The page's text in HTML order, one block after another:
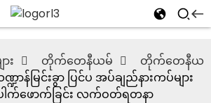
း တိုက်တေနီယမ်
တိုက်တေနီယ
ဍာန်မြင်းခွာ ပြင်ပ အပ်ချည်နားကပ်များ
ါက်ဖောက်ခြင်း လက်ဝတ်ရတနာ